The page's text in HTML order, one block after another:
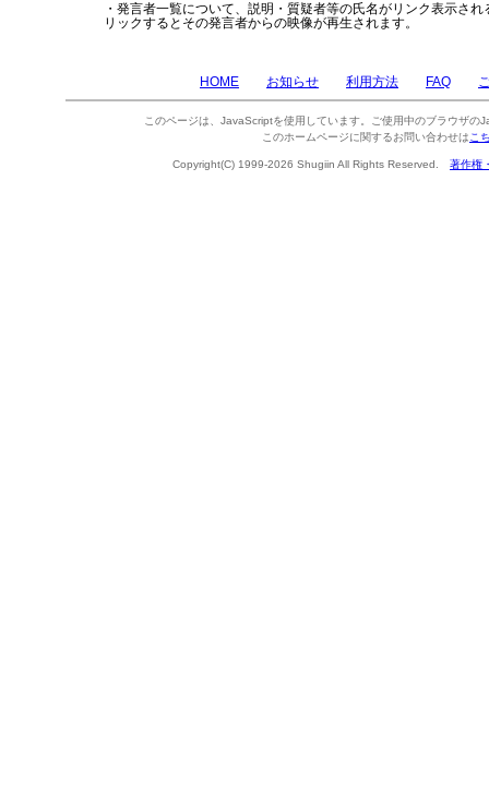
・発言者一覧について、説明・質疑者等の氏名がリンク表示さ
リックするとその発言者からの映像が再生されます。
HOME お知らせ 利用方法 FAQ
このページは、JavaScriptを使用しています。ご使用中のブラウザの
このホームページに関するお問い合わせは こ
Copyright(C) 1999-2026 Shugiin All Rights Reserved. 著作権